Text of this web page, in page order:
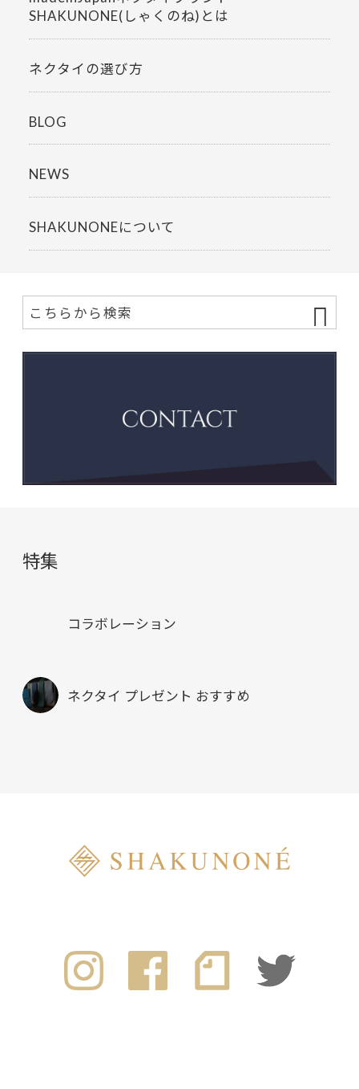
SHAKUNONE(しゃくのね)とは
ネクタイの選び方
BLOG
NEWS
SHAKUNONEについて
特集
コラボレーション
ネクタイ プレゼント おすすめ